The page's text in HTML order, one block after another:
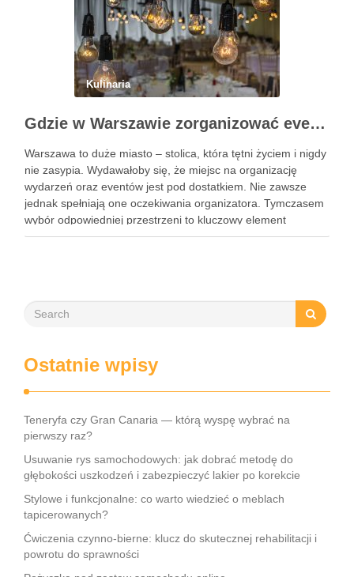
Kulinaria
Gdzie w Warszawie zorganizować event?
Warszawa to duże miasto – stolica, która tętni życiem i nigdy
nie zasypia. Wydawałoby się, że miejsc na organizację
wydarzeń oraz eventów jest pod dostatkiem. Nie zawsze
jednak spełniają one oczekiwania organizatora. Tymczasem
wybór odpowiedniej przestrzeni to kluczowy element
organizacji każdego wydarzenia. Podpowiadamy zatem,
Ostatnie wpisy
Teneryfa czy Gran Canaria — którą wyspę wybrać na
pierwszy raz?
Usuwanie rys samochodowych: jak dobrać metodę do
głębokości uszkodzeń i zabezpieczyć lakier po korekcie
Stylowe i funkcjonalne: co warto wiedzieć o meblach
tapicerowanych?
Ćwiczenia czynno-bierne: klucz do skutecznej rehabilitacji i
powrotu do sprawności